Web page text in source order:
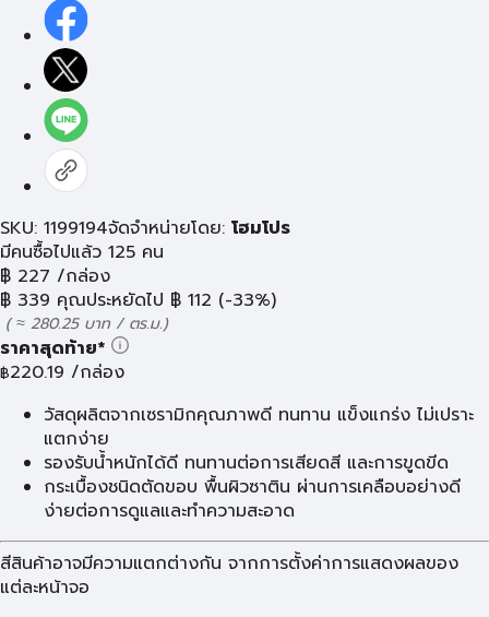
SKU: 1199194จัดจำหน่ายโดย: โฮมโปร
มีคนซื้อไปแล้ว 125 คน
฿ 227 /กล่อง
฿ 339 คุณประหยัดไป ฿ 112 (-33%)
( ≈ 280.25 บาท / ตร.ม.)
ราคาสุดท้าย*
฿220.19 /กล่อง
วัสดุผลิตจากเซรามิกคุณภาพดี ทนทาน แข็งแกร่ง ไม่เปราะ
แตกง่าย
รองรับน้ำหนักได้ดี ทนทานต่อการเสียดสี และการขูดขีด
กระเบื้องชนิดตัดขอบ พื้นผิวซาติน ผ่านการเคลือบอย่างดี
ง่ายต่อการดูแลและทำความสะอาด
สีสินค้าอาจมีความแตกต่างกัน จากการตั้งค่าการแสดงผลของ
แต่ละหน้าจอ